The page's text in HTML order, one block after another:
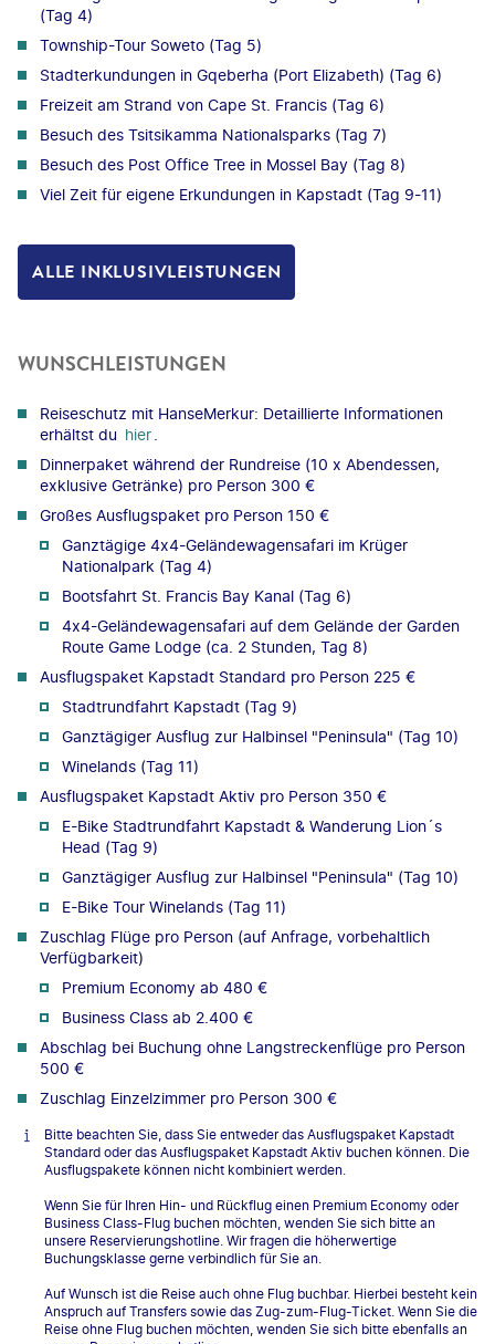
(Tag 4)
Township-Tour Soweto (Tag 5)
Stadterkundungen in Gqeberha (Port Elizabeth) (Tag 6)
Freizeit am Strand von Cape St. Francis (Tag 6)
Besuch des Tsitsikamma Nationalsparks (Tag 7)
Besuch des Post Office Tree in Mossel Bay (Tag 8)
Viel Zeit für eigene Erkundungen in Kapstadt (Tag 9-11)
ALLE INKLUSIVLEISTUNGEN
WUNSCHLEISTUNGEN
Reiseschutz mit HanseMerkur: Detaillierte Informationen
erhältst du hier
Dinnerpaket während der Rundreise (10 x Abendessen,
exklusive Getränke) pro Person 300 €
Großes Ausflugspaket pro Person 150 €
Ganztägige 4x4-Geländewagensafari im Krüger
Nationalpark (Tag 4)
Bootsfahrt St. Francis Bay Kanal (Tag 6)
4x4-Geländewagensafari auf dem Gelände der Garden
Route Game Lodge (ca. 2 Stunden, Tag 8)
Ausflugspaket Kapstadt Standard pro Person 225 €
Stadtrundfahrt Kapstadt (Tag 9)
Ganztägiger Ausflug zur Halbinsel "Peninsula" (Tag 10)
Winelands (Tag 11)
Ausflugspaket Kapstadt Aktiv pro Person 350 €
E-Bike Stadtrundfahrt Kapstadt & Wanderung Lion´s
Head (Tag 9)
Ganztägiger Ausflug zur Halbinsel "Peninsula" (Tag 10)
E-Bike Tour Winelands (Tag 11)
Zuschlag Flüge pro Person (auf Anfrage, vorbehaltlich
Verfügbarkeit)
Premium Economy ab 480 €
Business Class ab 2.400 €
Abschlag bei Buchung ohne Langstreckenflüge pro Person
500 €
Zuschlag Einzelzimmer pro Person 300 €
Bitte beachten Sie, dass Sie entweder das Ausflugspaket Kapstadt
Standard oder das Ausflugspaket Kapstadt Aktiv buchen können. Die
Ausflugspakete können nicht kombiniert werden.
Wenn Sie für Ihren Hin- und Rückflug einen Premium Economy oder
Business Class-Flug buchen möchten, wenden Sie sich bitte an
unsere Reservierungshotline. Wir fragen die höherwertige
Buchungsklasse gerne verbindlich für Sie an.
Auf Wunsch ist die Reise auch ohne Flug buchbar. Hierbei besteht kein
Anspruch auf Transfers sowie das Zug-zum-Flug-Ticket. Wenn Sie die
Reise ohne Flug buchen möchten, wenden Sie sich bitte ebenfalls an